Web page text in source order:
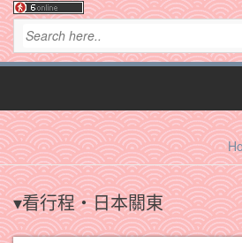
▾看行程‧日本關東